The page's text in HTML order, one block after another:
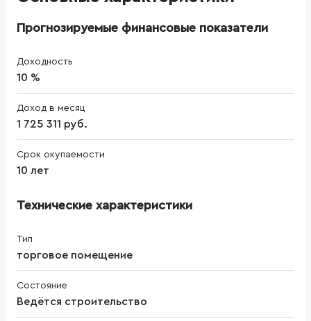
Прогнозируемые финансовые показатели
Доходность
10 %
Доход в месяц
1 725 311 руб.
Срок окупаемости
10 лет
Технические характеристики
Тип
торговое помещение
Состояние
Ведётся строительство